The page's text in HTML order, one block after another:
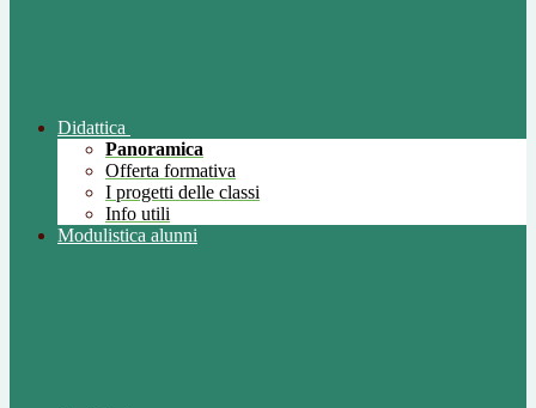
Didattica
Panoramica
Offerta formativa
I progetti delle classi
Info utili
Modulistica alunni